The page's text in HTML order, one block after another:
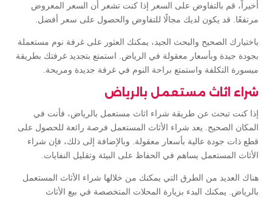
أخيراً، قم بالتفاوض على السعر إذا كنت تشعر أن السعر المعروض
مرتفعًا. قد يكون لديك مجالًا للتفاوض والحصول على سعر أفضل.
باختيارك الصحيح والبحث الجيد، يمكنك العثور على غرفة نوم مستعملة
بجودة جيدة وبأسعار معقولة في الرياض. استمتع بتجديد غرفتك بطريقة
ميسورة التكلفة واستمتع براحة النوم في غرفة جديدة ومريحة.
شراء اثاث مستعمل بالرياض
إذا كنت تبحث عن طريقة شراء اثاث مستعمل بالرياض، فأنت في
المكان الصحيح. يعد شراء الأثاث المستعمل فرصة رائعة للحصول على
قطع ذات جودة عالية بأسعار معقولة. وبالإضافة إلى ذلك، فإن شراء
الأثاث المستعمل يساهم في الحفاظ على البيئة وتقليل النفايات.
هناك العديد من الطرق التي يمكنك من خلالها شراء الأثاث المستعمل
بالرياض. يمكنك البدء بزيارة المحلات المتخصصة في بيع الأثاث